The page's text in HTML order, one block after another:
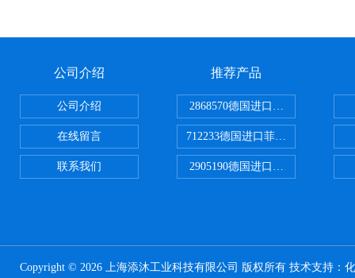
公司介绍
公司介绍
在线留言
联系我们
推荐产品
2868570德国进口菲尼克斯电源
712233德国进口菲尼克斯断路器
2905190德国进口菲尼克斯继电器
Copyright © 2026 上海添沐工业科技有限公司 版权所有 技术支持：